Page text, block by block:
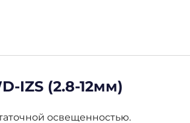
IZS (2.8-12мм)
освещенностью.